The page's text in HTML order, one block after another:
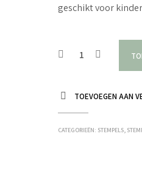
geschikt voor
TOEVOEGEN AAN
CATEGORIEËN: STEMPELS,